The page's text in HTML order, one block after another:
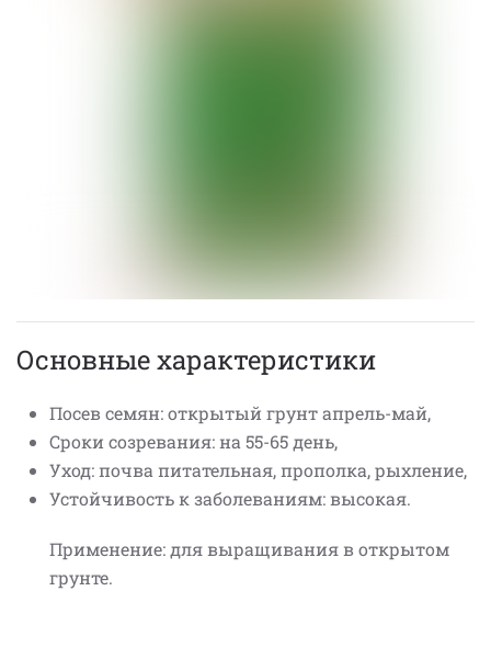
Основные характеристики
Посев семян: открытый грунт апрель-май,
Сроки созревания: на 55-65 день,
Уход: почва питательная, прополка, рыхление,
Устойчивость к заболеваниям: высокая.
Применение: для выращивания в открытом
грунте.